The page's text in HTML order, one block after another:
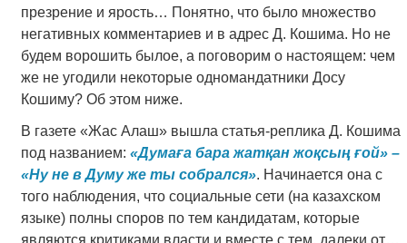
презрение и ярость… Понятно, что было множество
негативных комментариев и в адрес Д. Кошима. Но не
будем ворошить былое, а поговорим о настоящем: чем
же не угодили некоторые одномандатники Досу
Кошиму? Об этом ниже.
В газете «Жас Алаш» вышла статья-реплика Д. Кошима
под названием: «Думаға бара жатқан жоқсың ғой» –
«Ну не в Думу же ты собрался». Начинается она с
того наблюдения, что социальные сети (на казахском
языке) полны споров по тем кандидатам, которые